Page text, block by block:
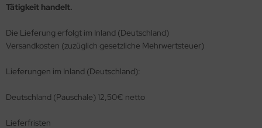
Tätigkeit handelt.
Die Lieferung erfolgt im Inland (Deutschland)
Versandkosten (zuzüglich gesetzliche Mehrwertsteuer)
Lieferungen im Inland (Deutschland):
Deutschland (Pauschale) 12,50€ netto
Lieferfristen